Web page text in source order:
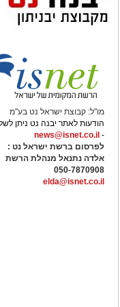
לקבוצה וברצון לנצח בכל
"שמעתי הרבה על הקהל
מבטיח להביא את כל
יש לכם מידע חשוב
בכתבה? נשמח שתשתפו
מו"ל: קבוצת ישראל נט בע"מ
הודעות לאתר יבנה נט ניתן
-
news@isnet.co.il
לפרסום ברשת ישראל נט :
אלדה נתנאל מנהלת הרשת
050-7870908
elda@isnet.co.il